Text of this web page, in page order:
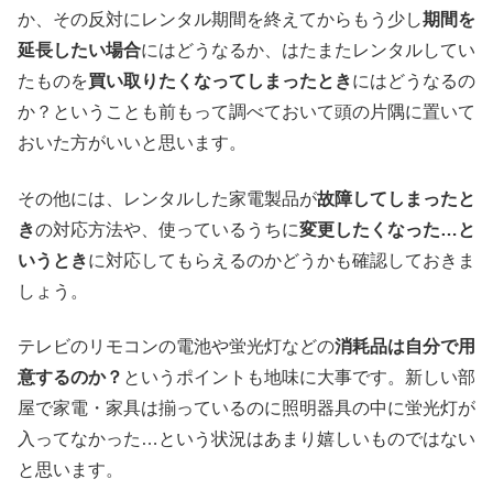
か、その反対にレンタル期間を終えてからもう少し期間を
延長したい場合にはどうなるか、はたまたレンタルしてい
たものを買い取りたくなってしまったときにはどうなるの
か？ということも前もって調べておいて頭の片隅に置いて
おいた方がいいと思います。
その他には、レンタルした家電製品が故障してしまったと
きの対応方法や、使っているうちに変更したくなった…と
いうときに対応してもらえるのかどうかも確認しておきま
しょう。
テレビのリモコンの電池や蛍光灯などの消耗品は自分で用
意するのか？ というポイントも地味に大事です。新しい部
屋で家電・家具は揃っているのに照明器具の中に蛍光灯が
入ってなかった…という状況はあまり嬉しいものではない
と思います。